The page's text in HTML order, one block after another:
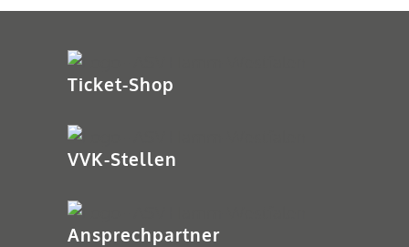
Ticket-Shop
VVK-Stellen
Ansprechpartner